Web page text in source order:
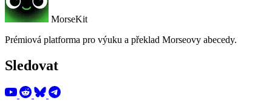
MorseKit
Prémiová platforma pro výuku a překlad Morseovy abecedy.
Sledovat